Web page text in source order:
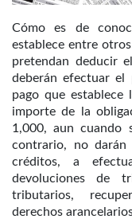
Cómo es de
establece entre
pretendan deducir
deberán efectuar el
pago que establece
importe de la
1,000, aun cuando
contrario, no darán
créditos, a
devoluciones de
tributarios,
derechos